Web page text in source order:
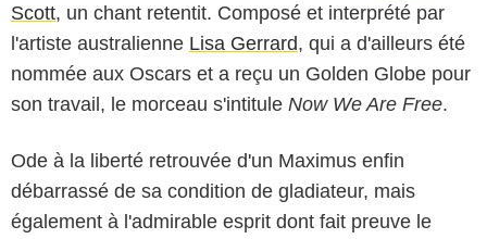
Scott, un chant retentit. Composé et interprété par
l'artiste australienne Lisa Gerrard, qui a d'ailleurs été
nommée aux Oscars et a reçu un Golden Globe pour
son travail, le morceau s'intitule Now We Are Free.
Ode à la liberté retrouvée d'un Maximus enfin
débarrassé de sa condition de gladiateur, mais
également à l'admirable esprit dont fait preuve le